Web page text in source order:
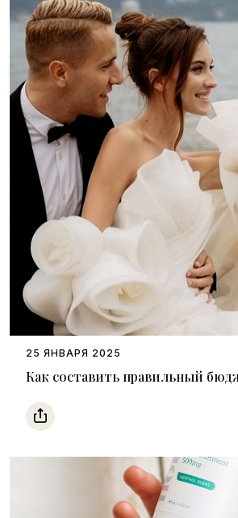
Как составить правильный
25 ЯНВАРЯ 2025